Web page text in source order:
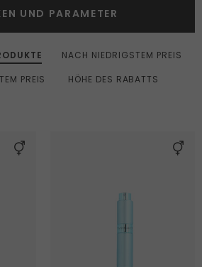
NACH NIEDRIGSTEM PREIS
PREIS
HÖHE DES RABATTS
UND PARAMETER